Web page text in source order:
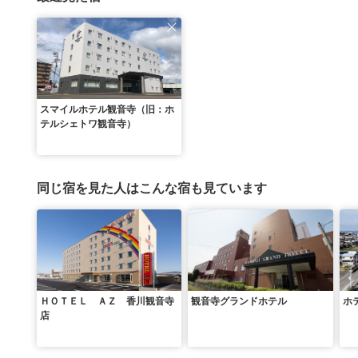
スマイルホテル観音寺（旧：ホ
テルシェトワ観音寺）
同じ宿を見た人はこんな宿も見ています
ＨＯＴＥＬ ＡＺ 香川観音寺
店
観音寺グランドホテル ホ